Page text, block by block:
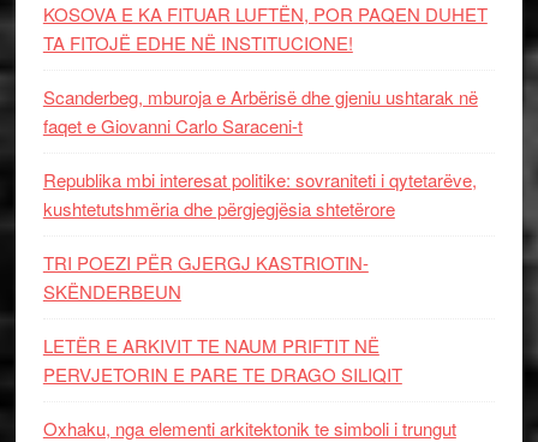
KOSOVA E KA FITUAR LUFTËN, POR PAQEN DUHET
TA FITOJË EDHE NË INSTITUCIONE!
Scanderbeg, mburoja e Arbërisë dhe gjeniu ushtarak në
faqet e Giovanni Carlo Saraceni-t
Republika mbi interesat politike: sovraniteti i qytetarëve,
kushtetutshmëria dhe përgjegjësia shtetërore
TRI POEZI PËR GJERGJ KASTRIOTIN-
SKËNDERBEUN
LETËR E ARKIVIT TE NAUM PRIFTIT NË
PERVJETORIN E PARE TE DRAGO SILIQIT
Oxhaku, nga elementi arkitektonik te simboli i trungut